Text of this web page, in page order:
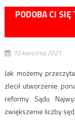
PODOBA CI SIĘ
10 kwietnia 2021
Jak możemy
zlecił utworzenie
reformy Sądu
zwiększenie liczby